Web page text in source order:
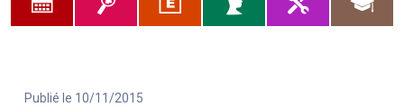
Publié le 10/11/2015